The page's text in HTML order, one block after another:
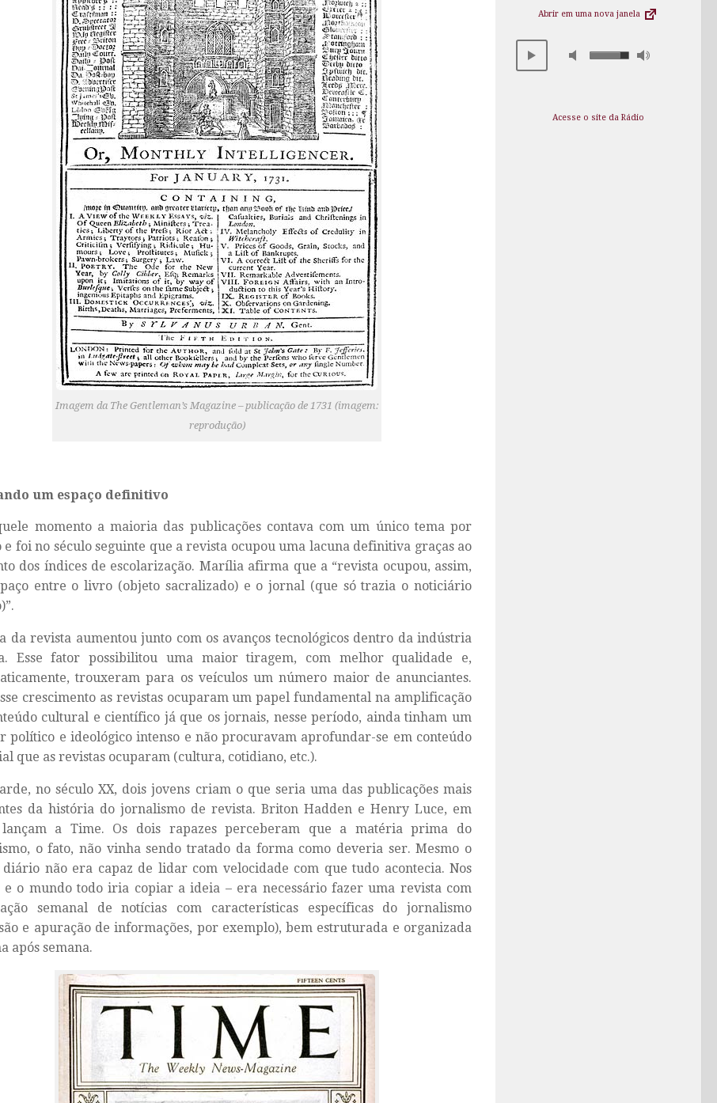
Imagem da The Gentleman’s Magazine – publicação de 1731 (imagem:
reprodução)
um espaço definitivo
momento a maioria das publicações contava com um único tema por
e foi no século seguinte que a revista ocupou uma lacuna definitiva graças ao
dos índices de escolarização. Marília afirma que a “revista ocupou, assim,
entre o livro (objeto sacralizado) e o jornal (que só trazia o noticiário
da revista aumentou junto com os avanços tecnológicos dentro da indústria
Esse fator possibilitou uma maior tiragem, com melhor qualidade e,
trouxeram para os veículos um número maior de anunciantes.
crescimento as revistas ocuparam um papel fundamental na amplificação
cultural e científico já que os jornais, nesse período, ainda tinham um
político e ideológico intenso e não procuravam aprofundar-se em conteúdo
que as revistas ocuparam (cultura, cotidiano, etc.).
no século XX, dois jovens criam o que seria uma das publicações mais
da história do jornalismo de revista. Briton Hadden e Henry Luce, em
lançam a Time. Os dois rapazes perceberam que a matéria prima do
o fato, não vinha sendo tratado da forma como deveria ser. Mesmo o
não era capaz de lidar com velocidade com que tudo acontecia. Nos
e o mundo todo iria copiar a ideia – era necessário fazer uma revista com
semanal de notícias com características específicas do jornalismo
e apuração de informações, por exemplo), bem estruturada e organizada
após semana.
Abrir em uma nova janela
Acesse o site da Rádio